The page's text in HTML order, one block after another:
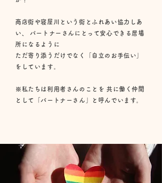
商店街や寝屋川という街とふれあい協力しあ
い、 パートナーさんにとって安心できる居場
所になるように
ただ寄り添うだけでなく「自立のお手伝い」
をしています。
※私たちは利用者さんのことを 共に働く仲間
として「パートナーさん」と呼んでいます。